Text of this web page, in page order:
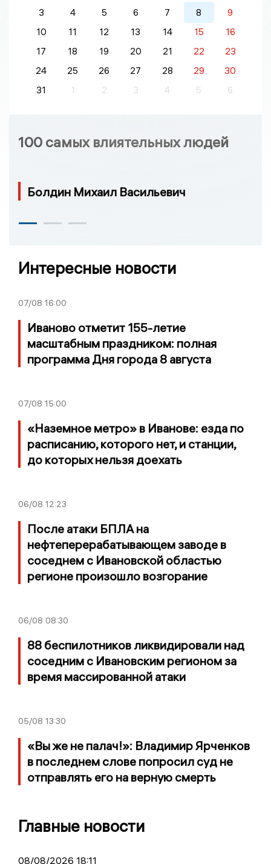
3
4 5 6 7 8
9
10
11 12 13 14 15
16
17
18 19 20 21 22
23
24
25 26 27 28 29
30
31
1 2 3 4 5 6
100 самых влиятельных людей
Болдин Михаил Васильевич
Интересные новости
07/08 16:00
Иваново отметит 155-летие
масштабным праздником: полная
программа Дня города 8 августа
07/08 15:00
«Наземное метро» в Иванове: езда по
расписанию, которого нет, и станции,
до которых нельзя доехать
06/08 12:23
После атаки БПЛА на
нефтеперерабатывающем заводе в
соседнем с Ивановской областью
регионе произошло возгорание
06/08 08:30
88 беспилотников ликвидировали над
соседним с Ивановским регионом за
время массированной атаки
05/08 13:30
«Вы же не палач!»: Владимир Ярченков
в последнем слове попросил суд не
отправлять его на верную смерть
Главные новости
08/08/2026 18:11